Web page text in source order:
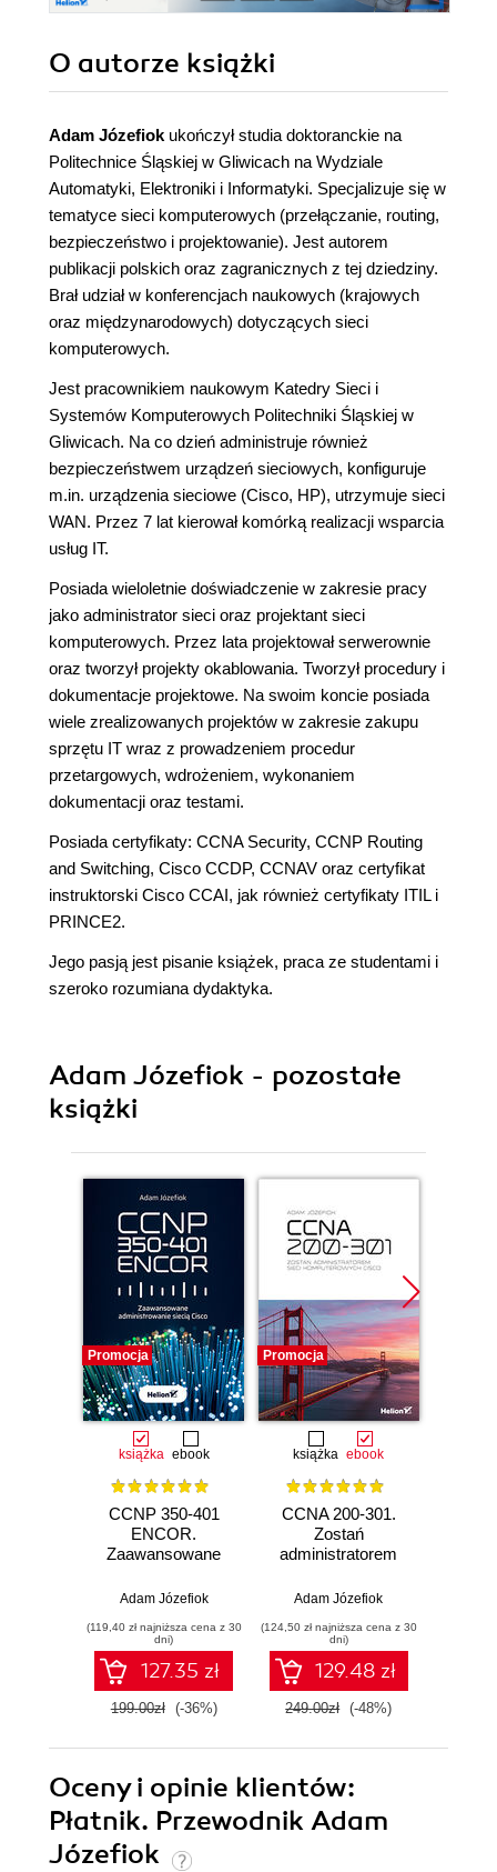
O autorze książki
Adam Józefiokukończył studia doktoranckie na
Politechnice Śląskiej w Gliwicach na Wydziale
Automatyki, Elektroniki i Informatyki. Specjalizuje się w
tematyce sieci komputerowych (przełączanie, routing,
bezpieczeństwo i projektowanie). Jest autorem
publikacji polskich oraz zagranicznych z tej dziedziny.
Brał udział w konferencjach naukowych (krajowych
oraz międzynarodowych) dotyczących sieci
komputerowych.
Jest pracownikiem naukowym Katedry Sieci i
Systemów Komputerowych Politechniki Śląskiej w
Gliwicach. Na co dzień administruje również
bezpieczeństwem urządzeń sieciowych, konfiguruje
m.in. urządzenia sieciowe (Cisco, HP), utrzymuje sieci
WAN. Przez 7 lat kierował komórką realizacji wsparcia
usług IT.
Posiada wieloletnie doświadczenie w zakresie pracy
jako administrator sieci oraz projektant sieci
komputerowych. Przez lata projektował serwerownie
oraz tworzył projekty okablowania. Tworzył procedury i
dokumentacje projektowe. Na swoim koncie posiada
wiele zrealizowanych projektów w zakresie zakupu
sprzętu IT wraz z prowadzeniem procedur
przetargowych, wdrożeniem, wykonaniem
dokumentacji oraz testami.
Posiada certyfikaty: CCNA Security, CCNP Routing
and Switching, Cisco CCDP, CCNAV oraz certyfikat
instruktorski Cisco CCAI, jak również certyfikaty ITIL i
PRINCE2.
Jego pasją jest pisanie książek, praca ze studentami i
szeroko rozumiana dydaktyka.
Adam Józefiok - pozostałe
książki
Promocja
książka ebook
CCNP 350-401
ENCOR.
Zaawansowane
siecią Cisco
Adam Józefiok
(119,40 zł najniższa cena z 30
dni)
127.35 zł
199.00zł (-36%)
Promocja
książka ebook
CCNA 200-301.
Zostań
administratorem
komputerowych
Adam Józefiok
(124,50 zł najniższa cena z 30
dni)
129.48 zł
249.00zł (-48%)
Oceny i opinie klientów:
Płatnik. Przewodnik Adam
Józefiok